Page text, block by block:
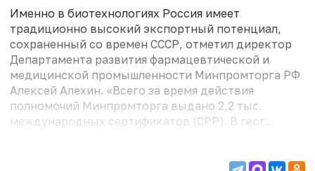
Именно в биотехнологиях Россия имеет
традиционно высокий экспортный потенциал,
сохраненный со времен СССР, отметил директор
Департамента развития фармацевтической и
медицинской промышленности Минпромторга РФ
Алексей Алехин. «Всего за время действия
полномочий Минпромторга выдано 2,2 тыс.
международных сертификатов (СРР). В геог...